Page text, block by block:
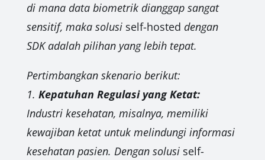
di mana data biometrik dianggap sangat
sensitif, maka solusi self-hosted dengan
SDK adalah pilihan yang lebih tepat.
Pertimbangkan skenario berikut:
1. Kepatuhan Regulasi yang Ketat:
Industri kesehatan, misalnya, memiliki
kewajiban ketat untuk melindungi informasi
kesehatan pasien. Dengan solusi self-